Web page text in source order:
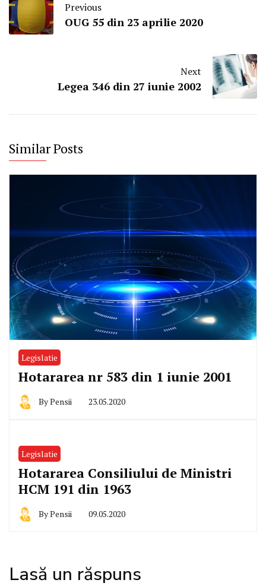
Previous
OUG 55 din 23 aprilie 2020
Next
Legea 346 din 27 iunie 2002
Similar Posts
Legislatie
Hotararea nr 583 din 1 iunie 2001
ByPensii 23.05.2020
Legislatie
Hotararea Consiliului de Ministri
HCM 191 din 1963
ByPensii 09.05.2020
Lasă un răspuns